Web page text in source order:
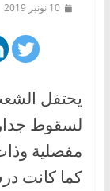
10 نونبر 2019
مفصلية
كما كانت